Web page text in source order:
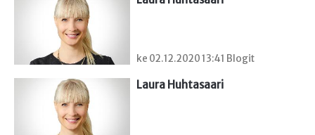
ke 02.12.2020 13:41 Blogit
Laura Huhtasaari